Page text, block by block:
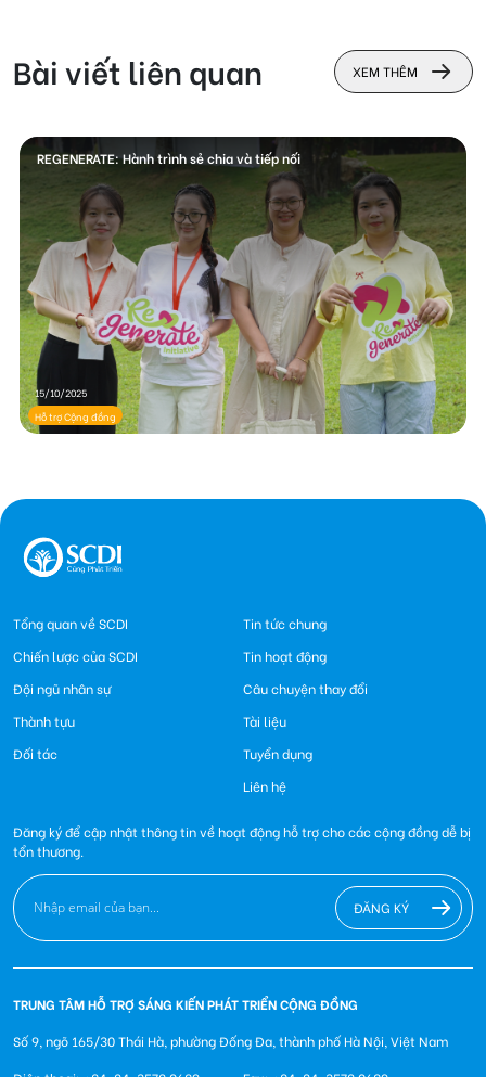
Bài viết liên quan XEM THÊM
REGENERATE: Hành trình sẻ chia và tiếp nối
15/10/2025
Hỗ trợ Cộng đồng
Tổng quan về SCDI
Chiến lược của SCDI
Đội ngũ nhân sự
Thành tựu
Đối tác
Tin tức chung
Tin hoạt động
Câu chuyện thay đổi
Tài liệu
Tuyển dụng
Liên hệ
Đăng ký để cập nhật thông tin về hoạt động hỗ trợ cho các cộng đồng dễ bị
tổn thương.
ĐĂNG KÝ
TRUNG TÂM HỖ TRỢ SÁNG KIẾN PHÁT TRIỂN CỘNG ĐỒNG
Số 9, ngõ 165/30 Thái Hà, phường Đống Đa, thành phố Hà Nội, Việt Nam